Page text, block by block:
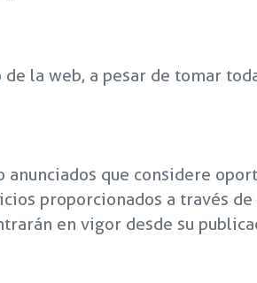
la web, a pesar de tomar
que considere
proporcionados a través
en vigor desde su